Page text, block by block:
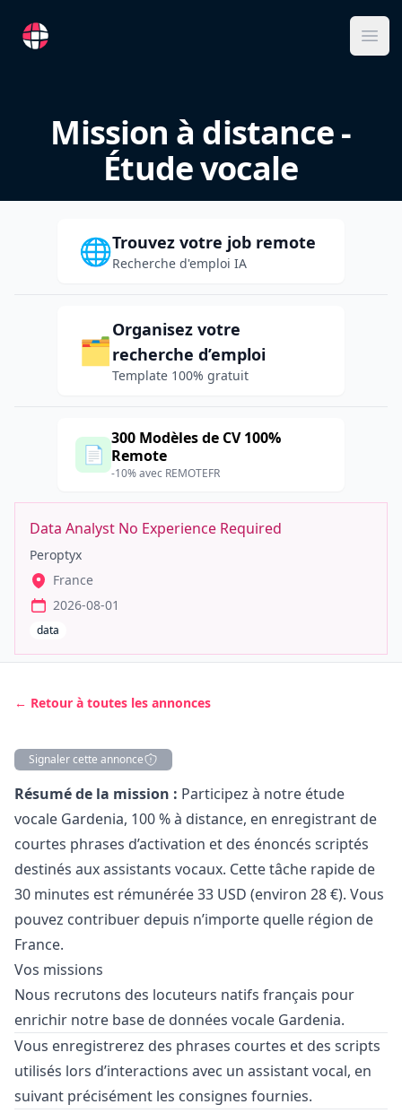
RemoteFR
Mission à distance -
Étude vocale
🌐Trouvez votre job remote
Recherche d'emploi IA
🗂️
Organisez votre
recherche d’emploi
Template 100% gratuit
📄
300 Modèles de CV 100%
Remote
-10% avec REMOTEFR
Data Analyst No Experience Required
Peroptyx
France
2026-08-01
data
← Retour à toutes les annonces
Signaler cette annonce
Description
Résumé de la mission : Participez à notre étude
vocale Gardenia, 100 % à distance, en enregistrant de
courtes phrases d’activation et des énoncés scriptés
destinés aux assistants vocaux. Cette tâche rapide de
30 minutes est rémunérée 33 USD (environ 28 €). Vous
pouvez contribuer depuis n’importe quelle région de
France.
Vos missions
Nous recrutons des locuteurs natifs français pour
enrichir notre base de données vocale Gardenia.
Vous enregistrerez des phrases courtes et des scripts
utilisés lors d’interactions avec un assistant vocal, en
suivant précisément les consignes fournies.